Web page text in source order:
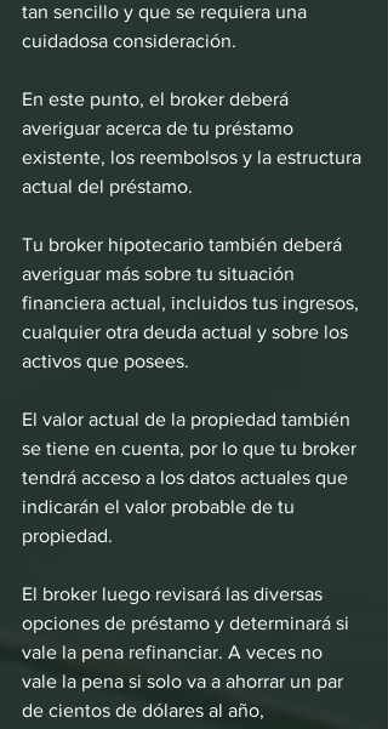
tan sencillo y que se requiera una
cuidadosa consideración.
En este punto, el broker deberá
averiguar acerca de tu préstamo
existente, los reembolsos y la estructura
actual del préstamo.
Tu broker hipotecario también deberá
averiguar más sobre tu situación
financiera actual, incluidos tus ingresos,
cualquier otra deuda actual y sobre los
activos que posees.
El valor actual de la propiedad también
se tiene en cuenta, por lo que tu broker
tendrá acceso a los datos actuales que
indicarán el valor probable de tu
propiedad.
El broker luego revisará las diversas
opciones de préstamo y determinará si
vale la pena refinanciar. A veces no
vale la pena si solo va a ahorrar un par
de cientos de dólares al año,